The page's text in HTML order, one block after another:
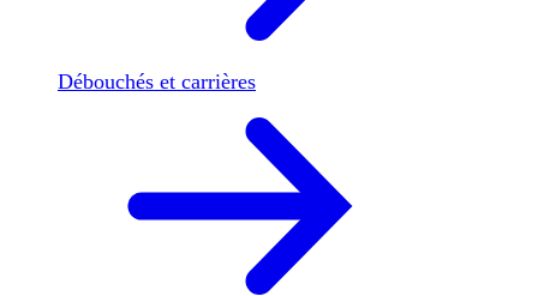
Débouchés et carrières